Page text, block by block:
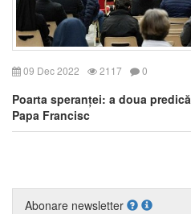
09 Dec 2022 2117 0
Poarta speranței: a doua
Papa Francisc
Abonare newsletter